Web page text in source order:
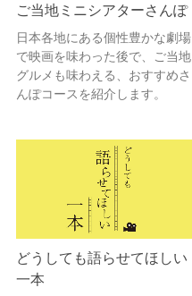
ご当地ミニシアターさんぽ
日本各地にある個性豊かな劇場
で映画を味わった後で、ご当地
グルメも味わえる、おすすめさ
んぽコースを紹介します。
どうしても語らせてほしい
一本